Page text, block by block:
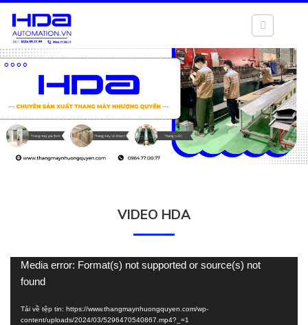
đến
nội
dung
VIDEO HDA
Trình
Media error: Format(s) not supported or source(s) not
found
Tải về tệp tin: https://www.thangmaynhuongquyen.com/wp-
content/uploads/2024/03/5296470540867.mp4?_=1